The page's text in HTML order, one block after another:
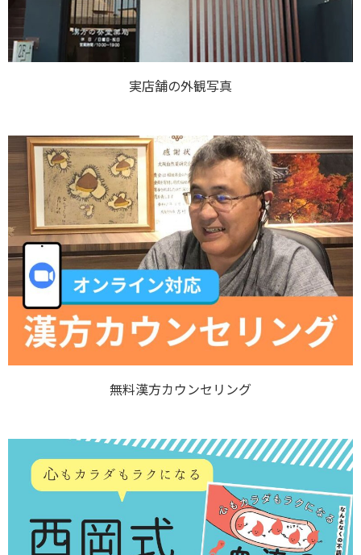
実店舗の外観写真
無料漢方カウンセリング